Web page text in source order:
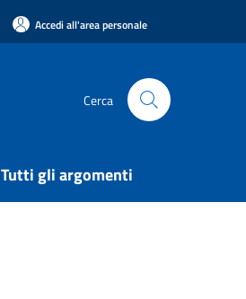
Accedi all'area personale
Cerca
Tutti gli argomenti